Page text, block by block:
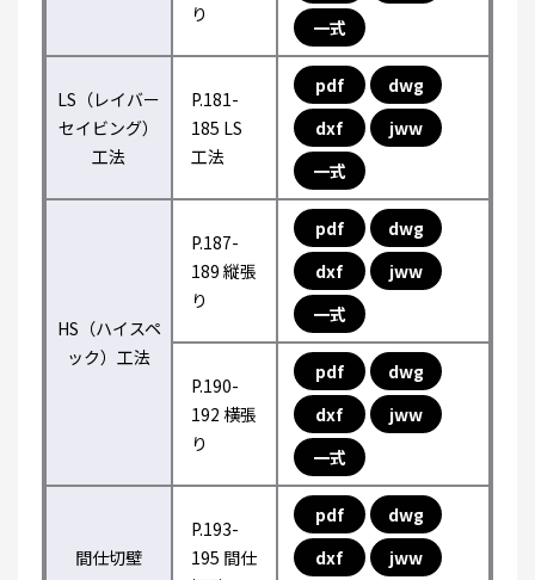
り
一式
LS（レイバー
セイビング）
工法
P.181-
185 LS
工法
pdf
dwg
dxf
jww
一式
HS（ハイスペ
ック）工法
P.187-
189 縦張
り
pdf
dwg
dxf
jww
一式
P.190-
192 横張
り
pdf
dwg
dxf
jww
一式
間仕切壁
P.193-
195 間仕
pdf
dwg
dxf
jww